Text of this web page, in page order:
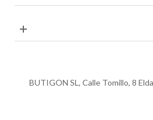
BUTIGON SL, Calle Tomillo, 8